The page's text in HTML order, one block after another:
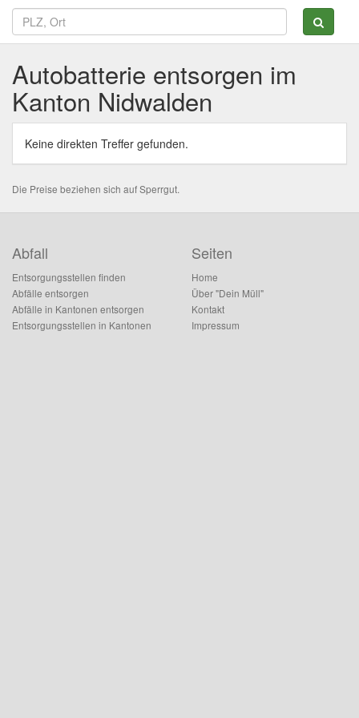
Autobatterie entsorgen im
Kanton Nidwalden
Keine direkten Treffer gefunden.
Die Preise beziehen sich auf Sperrgut.
Abfall
Entsorgungsstellen finden
Abfälle entsorgen
Abfälle in Kantonen entsorgen
Entsorgungsstellen in Kantonen
Seiten
Home
Über "Dein Müll"
Kontakt
Impressum